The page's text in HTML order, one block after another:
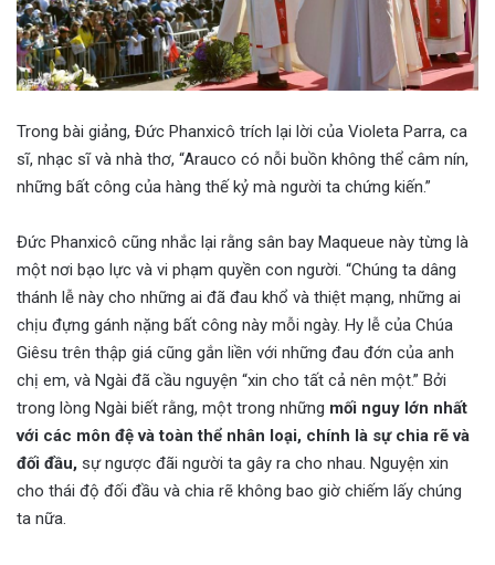
Trong bài giảng, Đức Phanxicô trích lại lời của Violeta Parra, ca
sĩ, nhạc sĩ và nhà thơ, “Arauco có nỗi buồn không thể câm nín,
những bất công của hàng thế kỷ mà người ta chứng kiến.”
Đức Phanxicô cũng nhắc lại rằng sân bay Maqueue này từng là
một nơi bạo lực và vi phạm quyền con người. “Chúng ta dâng
thánh lễ này cho những ai đã đau khổ và thiệt mạng, những ai
chịu đựng gánh nặng bất công này mỗi ngày. Hy lễ của Chúa
Giêsu trên thập giá cũng gắn liền với những đau đớn của anh
chị em, và Ngài đã cầu nguyện “xin cho tất cả nên một.” Bởi
trong lòng Ngài biết rằng, một trong những mối nguy lớn nhất
với các môn đệ và toàn thể nhân loại, chính là sự chia rẽ và
đối đầu, sự ngược đãi người ta gây ra cho nhau. Nguyện xin
cho thái độ đối đầu và chia rẽ không bao giờ chiếm lấy chúng
ta nữa.